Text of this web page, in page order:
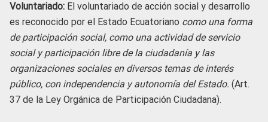
Voluntariado: El voluntariado de acción social y desarrollo
es reconocido por el Estado Ecuatoriano como una forma
de participación social, como una actividad de servicio
social y participación libre de la ciudadanía y las
organizaciones sociales en diversos temas de interés
público, con independencia y autonomía del Estado. (Art.
37 de la Ley Orgánica de Participación Ciudadana).